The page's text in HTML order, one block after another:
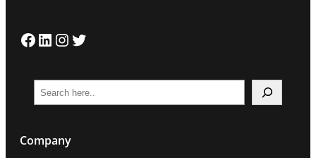
Facebook LinkedIn InstagramTwitter
e
r
Company